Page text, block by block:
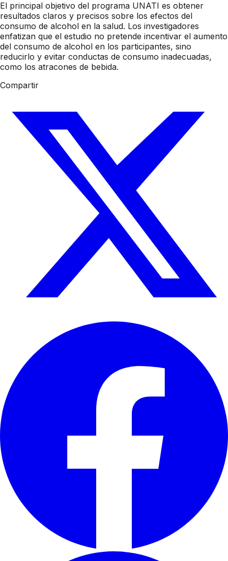
El principal objetivo del programa UNATI es obtener
resultados claros y precisos sobre los efectos del
consumo de alcohol en la salud. Los investigadores
enfatizan que el estudio no pretende incentivar el aumento
del consumo de alcohol en los participantes, sino
reducirlo y evitar conductas de consumo inadecuadas,
como los atracones de bebida.
Compartir